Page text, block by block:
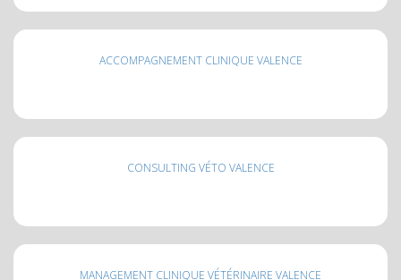
ACCOMPAGNEMENT CLINIQUE VALENCE
CONSULTING VÉTO VALENCE
MANAGEMENT CLINIQUE VÉTÉRINAIRE VALENCE